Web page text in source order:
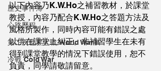
歷史事件簿
心路歷程
第二次世界大戰 World War II
冷戰 Cold War
以下內容乃K.W.Ho之補習教材，於課堂
教授，內容乃配合K.W.Ho之答題方法及
風格所製作，同時內容可能有錯誤之處
以供在課堂上糾正。非補習學生在未有
得到課堂教學的情況下錯誤使用，恕不
負責，同學請敬請留意。